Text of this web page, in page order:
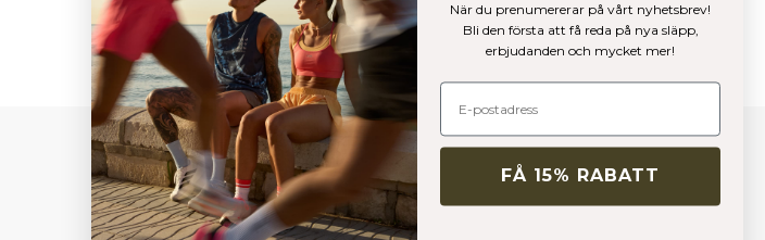
Liknande produkter
När du prenumererar på vårt nyhetsbrev!
Bli den första att få reda på nya släpp,
erbjudanden och mycket mer!
FÅ 15% RABATT